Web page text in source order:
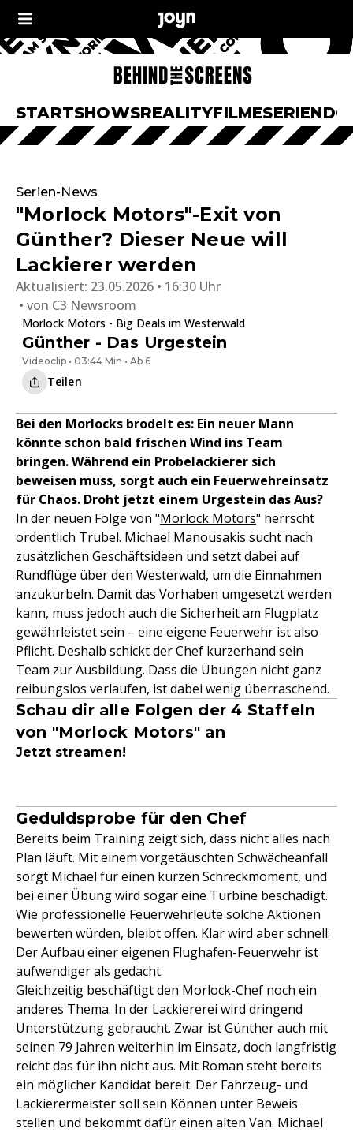
STARTSHOWSREALITYFILMESERIEN
Serien-News
"Morlock Motors"-Exit von
Günther? Dieser Neue will
Lackierer werden
Aktualisiert: 23.05.2026 • 16:30 Uhr
von C3 Newsroom
Morlock Motors - Big Deals im Westerwald
Günther - Das Urgestein
Videoclip • 03:44 Min • Ab 6
Teilen
Bei den Morlocks brodelt es: Ein neuer Mann
könnte schon bald frischen Wind ins Team
bringen. Während ein Probelackierer sich
beweisen muss, sorgt auch ein Feuerwehreinsatz
für Chaos. Droht jetzt einem Urgestein das Aus?
In der neuen Folge von "Morlock Motors" herrscht
ordentlich Trubel. Michael Manousakis sucht nach
zusätzlichen Geschäftsideen und setzt dabei auf
Rundflüge über den Westerwald, um die Einnahmen
anzukurbeln. Damit das Vorhaben umgesetzt werden
kann, muss jedoch auch die Sicherheit am Flugplatz
gewährleistet sein – eine eigene Feuerwehr ist also
Pflicht. Deshalb schickt der Chef kurzerhand sein
Team zur Ausbildung. Dass die Übungen nicht ganz
reibungslos verlaufen, ist dabei wenig überraschend.
Schau dir alle Folgen der 4 Staffeln
von "Morlock Motors" an
Jetzt streamen!
Geduldsprobe für den Chef
Bereits beim Training zeigt sich, dass nicht alles nach
Plan läuft. Mit einem vorgetäuschten Schwächeanfall
sorgt Michael für einen kurzen Schreckmoment, und
bei einer Übung wird sogar eine Turbine beschädigt.
Wie professionelle Feuerwehrleute solche Aktionen
bewerten würden, bleibt offen. Klar wird aber schnell:
Der Aufbau einer eigenen Flughafen-Feuerwehr ist
aufwendiger als gedacht.
Gleichzeitig beschäftigt den Morlock-Chef noch ein
anderes Thema. In der Lackiererei wird dringend
Unterstützung gebraucht. Zwar ist Günther auch mit
seinen 79 Jahren weiterhin im Einsatz, doch langfristig
reicht das für ihn nicht aus. Mit Roman steht bereits
ein möglicher Kandidat bereit. Der Fahrzeug- und
Lackierermeister soll sein Können unter Beweis
stellen und bekommt dafür einen alten Van. Michael